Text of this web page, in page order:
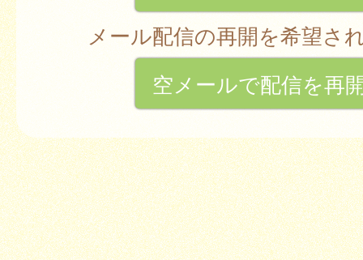
メール配信の再開を希望さ
空メールで配信を再